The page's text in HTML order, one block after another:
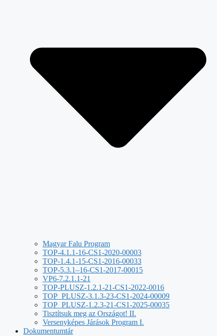
Magyar Falu Program
TOP-4.1.1-16-CS1-2020-00003
TOP-1.4.1-15-CS1-2016-00033
TOP-5.3.1–16-CS1-2017-00015
VP6-7.2.1.1-21
TOP-PLUSZ-1.2.1-21-CS1-2022-0016
TOP_PLUSZ-3.1.3-23-CS1-2024-00009
TOP_PLUSZ-1.2.3-21-CS1-2025-00035
Tisztítsuk meg az Országot! II.
Versenyképes Járások Program I.
Dokumentumtár